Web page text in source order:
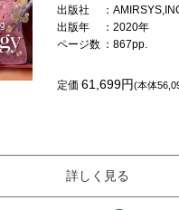
出版社
：
出版年
：2020年
ページ数 ：867pp.
定価61,699円(本体
詳しく見る